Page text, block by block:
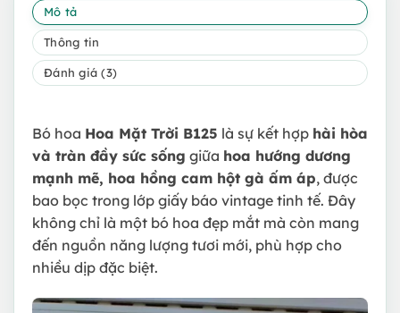
Mô tả
Thông tin
Đánh giá (3)
Bó hoa Hoa Mặt Trời B125 là sự kết hợp hài hòa
và tràn đầy sức sống giữa hoa hướng dương
mạnh mẽ, hoa hồng cam hột gà ấm áp, được
bao bọc trong lớp giấy báo vintage tinh tế. Đây
không chỉ là một bó hoa đẹp mắt mà còn mang
đến nguồn năng lượng tươi mới, phù hợp cho
nhiều dịp đặc biệt.